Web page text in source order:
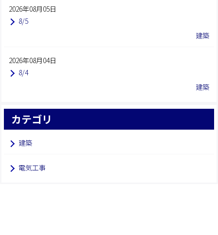
2026年08月05日
8/5
建築
2026年08月04日
8/4
建築
カテゴリ
建築
電気工事